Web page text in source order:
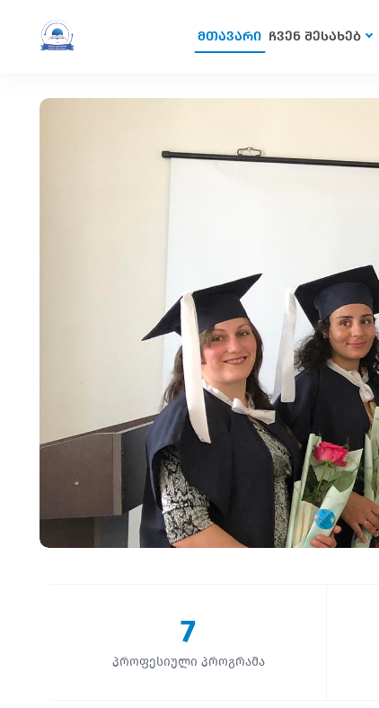
მთავარი ჩვენ შესახებ
7
პროფესიული პროგრამა